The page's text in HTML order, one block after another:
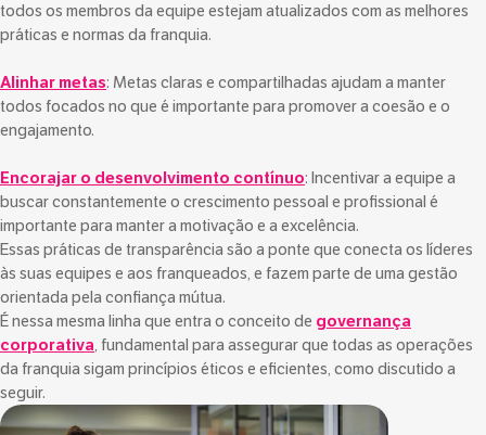
todos os membros da equipe estejam atualizados com as melhores
práticas e normas da franquia.
Alinhar metas: Metas claras e compartilhadas ajudam a manter
todos focados no que é importante para promover a coesão e o
engajamento.
Encorajar o desenvolvimento contínuo: Incentivar a equipe a
buscar constantemente o crescimento pessoal e profissional é
importante para manter a motivação e a excelência.
Essas práticas de transparência são a ponte que conecta os líderes
às suas equipes e aos franqueados, e fazem parte de uma gestão
orientada pela confiança mútua.
É nessa mesma linha que entra o conceito de governança
corporativa, fundamental para assegurar que todas as operações
da franquia sigam princípios éticos e eficientes, como discutido a
seguir.